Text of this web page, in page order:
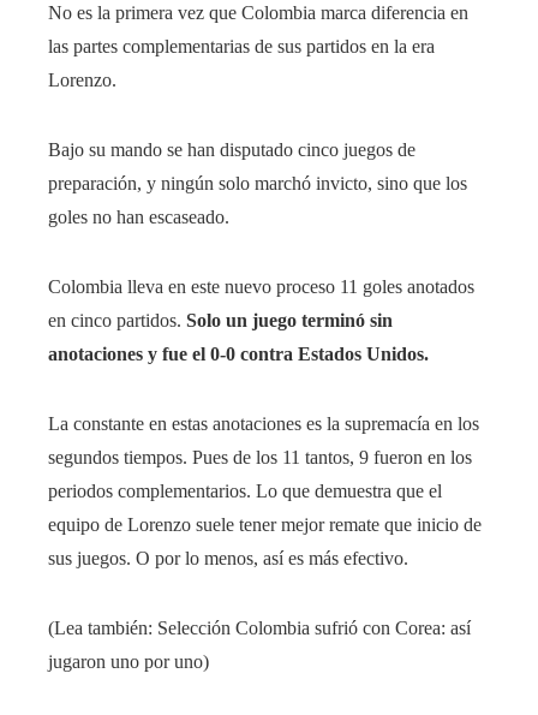
No es la primera vez que Colombia marca diferencia en
las partes complementarias de sus partidos en la era
Lorenzo.
Bajo su mando se han disputado cinco juegos de
preparación, y ningún solo marchó invicto, sino que los
goles no han escaseado.
Colombia lleva en este nuevo proceso 11 goles anotados
en cinco partidos. Solo un juego terminó sin
anotaciones y fue el 0-0 contra Estados Unidos.
La constante en estas anotaciones es la supremacía en los
segundos tiempos. Pues de los 11 tantos, 9 fueron en los
periodos complementarios. Lo que demuestra que el
equipo de Lorenzo suele tener mejor remate que inicio de
sus juegos. O por lo menos, así es más efectivo.
(Lea también: Selección Colombia sufrió con Corea: así
jugaron uno por uno)